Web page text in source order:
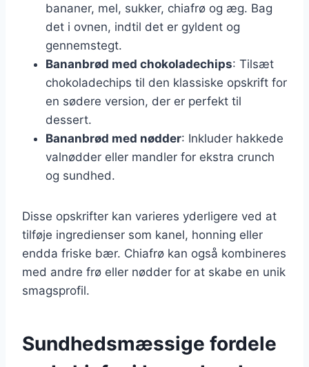
bananer, mel, sukker, chiafrø og æg. Bag
det i ovnen, indtil det er gyldent og
gennemstegt.
Bananbrød med chokoladechips: Tilsæt
chokoladechips til den klassiske opskrift for
en sødere version, der er perfekt til
dessert.
Bananbrød med nødder: Inkluder hakkede
valnødder eller mandler for ekstra crunch
og sundhed.
Disse opskrifter kan varieres yderligere ved at
tilføje ingredienser som kanel, honning eller
endda friske bær. Chiafrø kan også kombineres
med andre frø eller nødder for at skabe en unik
smagsprofil.
Sundhedsmæssige fordele